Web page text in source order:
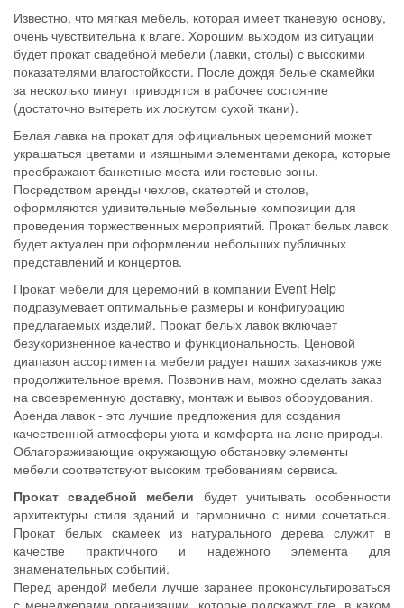
Известно, что мягкая мебель, которая имеет тканевую основу,
очень чувствительна к влаге. Хорошим выходом из ситуации
будет прокат свадебной мебели (лавки, столы) с высокими
показателями влагостойкости. После дождя белые скамейки
за несколько минут приводятся в рабочее состояние
(достаточно вытереть их лоскутом сухой ткани).
Белая лавка на прокат для официальных церемоний может
украшаться цветами и изящными элементами декора, которые
преображают банкетные места или гостевые зоны.
Посредством аренды чехлов, скатертей и столов,
оформляются удивительные мебельные композиции для
проведения торжественных мероприятий. Прокат белых лавок
будет актуален при оформлении небольших публичных
представлений и концертов.
Прокат мебели для церемоний в компании Event Help
подразумевает оптимальные размеры и конфигурацию
предлагаемых изделий. Прокат белых лавок включает
безукоризненное качество и функциональность. Ценовой
диапазон ассортимента мебели радует наших заказчиков уже
продолжительное время. Позвонив нам, можно сделать заказ
на своевременную доставку, монтаж и вывоз оборудования.
Аренда лавок - это лучшие предложения для создания
качественной атмосферы уюта и комфорта на лоне природы.
Облагораживающие окружающую обстановку элементы
мебели соответствуют высоким требованиям сервиса.
Прокат свадебной мебели будет учитывать особенности
архитектуры стиля зданий и гармонично с ними сочетаться.
Прокат белых скамеек из натурального дерева служит в
качестве практичного и надежного элемента для
знаменательных событий.
Перед арендой мебели лучше заранее проконсультироваться
с менеджерами организации, которые подскажут где, в каком